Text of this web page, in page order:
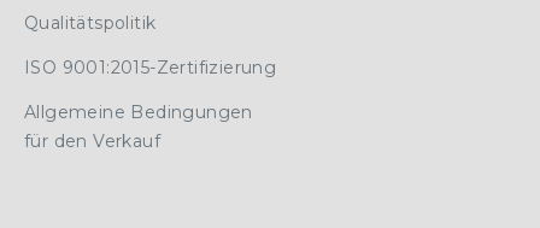
Qualitätspolitik
ISO 9001:2015-Zertifizierung
Allgemeine Bedingungen
für den Verkauf